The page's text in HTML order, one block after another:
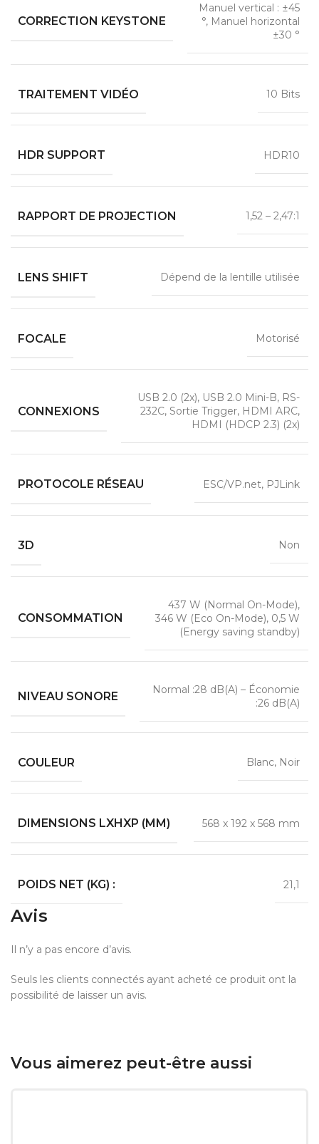
CORRECTION KEYSTONE
Manuel vertical : ±45
°, Manuel horizontal
±30 °
TRAITEMENT VIDÉO 10 Bits
HDR SUPPORT HDR10
RAPPORT DE PROJECTION 1,52 – 2,47:1
LENS SHIFT Dépend de la lentille utilisée
FOCALE Motorisé
CONNEXIONS
USB 2.0 (2x), USB 2.0 Mini-B, RS-
232C, Sortie Trigger, HDMI ARC,
HDMI (HDCP 2.3) (2x)
PROTOCOLE RÉSEAU ESC/VP.net, PJLink
3D Non
CONSOMMATION
437 W (Normal On-Mode),
346 W (Eco On-Mode), 0,5 W
(Energy saving standby)
NIVEAU SONORE
Normal :28 dB(A) – Économie
:26 dB(A)
COULEUR Blanc, Noir
DIMENSIONS LXHXP (MM) 568‎ x 192 x 568 mm
POIDS NET (KG) : 21,1
Avis
Il n’y a pas encore d’avis.
Seuls les clients connectés ayant acheté ce produit ont la
possibilité de laisser un avis.
Vous aimerez peut-être aussi